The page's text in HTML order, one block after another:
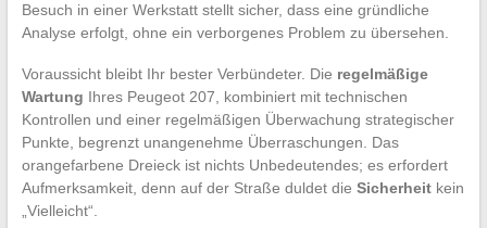
Besuch in einer Werkstatt stellt sicher, dass eine gründliche
Analyse erfolgt, ohne ein verborgenes Problem zu übersehen.
Voraussicht bleibt Ihr bester Verbündeter. Die regelmäßige
Wartung Ihres Peugeot 207, kombiniert mit technischen
Kontrollen und einer regelmäßigen Überwachung strategischer
Punkte, begrenzt unangenehme Überraschungen. Das
orangefarbene Dreieck ist nichts Unbedeutendes; es erfordert
Aufmerksamkeit, denn auf der Straße duldet die Sicherheitkein
„Vielleicht“.